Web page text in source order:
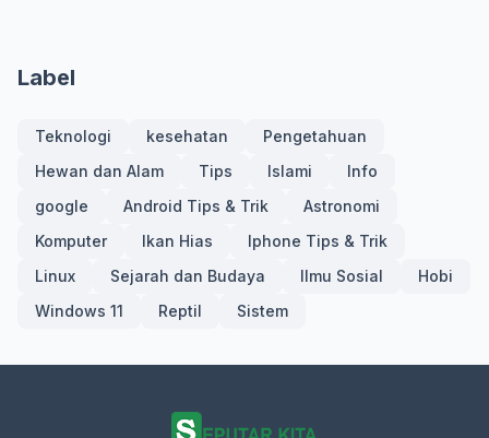
Label
Teknologi kesehatan
Pengetahuan
Hewan dan Alam
Tips Islami
Info
google
Android Tips & Trik
Astronomi
Komputer
Ikan Hias
Iphone Tips & Trik
Linux
Sejarah dan Budaya Ilmu Sosial
Hobi
Windows 11
Reptil Sistem